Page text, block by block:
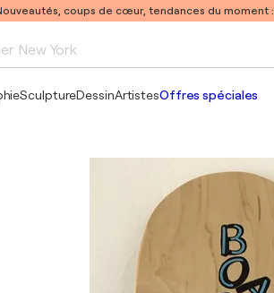
coups de cœur, tendances du moment :
New York
Pablo Picasso
SculptureDessinArtistesOffres spéciales